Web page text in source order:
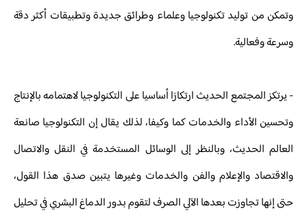
وتمكن من توليد تكنولوجيا وعلماء وطرائق جديدة وتطبيقات أكثر دقة
وسرعة وفعالية.
- يرتكز المجتمع الحديث ارتكازا أساسيا على التكنولوجيا لاهتمامه بالإنتاج
وتحسين الأداء والخدمات كما وكيفا، لذلك يقال إن التكنولوجيا صانعة
العالم الحديث، وبالنظر إلى الوسائل المستخدمة في النقل والاتصال
والاقتصاد والإعلام والفن والخدمات وغيرها يتبين صدق هذا القول،
حتى إنها تجاوزت بعدها الآلي الصرف لتقوم بدور الدماغ البشري في تحليل